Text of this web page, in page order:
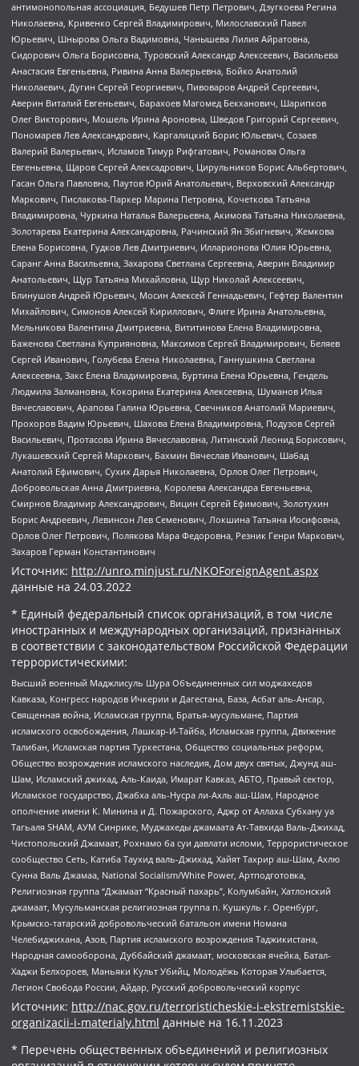
антимонопольная ассоциация, Бедушев Петр Петрович, Дзугкоева Регина
Николаевна, Кривенко Сергей Владимирович, Милославский Павел
Юрьевич, Шнырова Ольга Вадимовна, Чанышева Лилия Айратовна,
Сидорович Ольга Борисовна, Туровский Александр Алексеевич, Васильева
Анастасия Евгеньевна, Ривина Анна Валерьевна, Бойко Анатолий
Николаевич, Дугин Сергей Георгиевич, Пивоваров Андрей Сергеевич,
Аверин Виталий Евгеньевич, Барахоев Магомед Бекханович, Шарипков
Олег Викторович, Мошель Ирина Ароновна, Шведов Григорий Сергеевич,
Пономарев Лев Александрович, Каргалицкий Борис Юльевич, Созаев
Валерий Валерьевич, Исламов Тимур Рифгатович, Романова Ольга
Евгеньевна, Щаров Сергей Алексадрович, Цирульников Борис Альбертович,
Гасан Ольга Павловна, Паутов Юрий Анатольевич, Верховский Александр
Маркович, Пислакова-Паркер Марина Петровна, Кочеткова Татьяна
Владимировна, Чуркина Наталья Валерьевна, Акимова Татьяна Николаевна,
Золотарева Екатерина Александровна, Рачинский Ян Збигневич, Жемкова
Елена Борисовна, Гудков Лев Дмитриевич, Илларионова Юлия Юрьевна,
Саранг Анна Васильевна, Захарова Светлана Сергеевна, Аверин Владимир
Анатольевич, Щур Татьяна Михайловна, Щур Николай Алексеевич,
Блинушов Андрей Юрьевич, Мосин Алексей Геннадьевич, Гефтер Валентин
Михайлович, Симонов Алексей Кириллович, Флиге Ирина Анатольевна,
Мельникова Валентина Дмитриевна, Вититинова Елена Владимировна,
Баженова Светлана Куприяновна, Максимов Сергей Владимирович, Беляев
Сергей Иванович, Голубева Елена Николаевна, Ганнушкина Светлана
Алексеевна, Закс Елена Владимировна, Буртина Елена Юрьевна, Гендель
Людмила Залмановна, Кокорина Екатерина Алексеевна, Шуманов Илья
Вячеславович, Арапова Галина Юрьевна, Свечников Анатолий Мариевич,
Прохоров Вадим Юрьевич, Шахова Елена Владимировна, Подузов Сергей
Васильевич, Протасова Ирина Вячеславовна, Литинский Леонид Борисович,
Лукашевский Сергей Маркович, Бахмин Вячеслав Иванович, Шабад
Анатолий Ефимович, Сухих Дарья Николаевна, Орлов Олег Петрович,
Добровольская Анна Дмитриевна, Королева Александра Евгеньевна,
Смирнов Владимир Александрович, Вицин Сергей Ефимович, Золотухин
Борис Андреевич, Левинсон Лев Семенович, Локшина Татьяна Иосифовна,
Орлов Олег Петрович, Полякова Мара Федоровна, Резник Генри Маркович,
Захаров Герман Константинович
Источник: http://unro.minjust.ru/NKOForeignAgent.aspx
данные на 24.03.2022
* Единый федеральный список организаций, в том числе
иностранных и международных организаций, признанных
в соответствии с законодательством Российской Федерации
террористическими:
Высший военный Маджлисуль Шура Объединенных сил моджахедов
Кавказа, Конгресс народов Ичкерии и Дагестана, База, Асбат аль-Ансар,
Священная война, Исламская группа, Братья-мусульмане, Партия
исламского освобождения, Лашкар-И-Тайба, Исламская группа, Движение
Талибан, Исламская партия Туркестана, Общество социальных реформ,
Общество возрождения исламского наследия, Дом двух святых, Джунд аш-
Шам, Исламский джихад, Аль-Каида, Имарат Кавказ, АБТО, Правый сектор,
Исламское государство, Джабха аль-Нусра ли-Ахль аш-Шам, Народное
ополчение имени К. Минина и Д. Пожарского, Аджр от Аллаха Субхану уа
Тагьаля SHAM, АУМ Синрике, Муджахеды джамаата Ат-Тавхида Валь-Джихад,
Чистопольский Джамаат, Рохнамо ба суи давлати исломи, Террористическое
сообщество Сеть, Катиба Таухид валь-Джихад, Хайят Тахрир аш-Шам, Ахлю
Сунна Валь Джамаа, National Socialism/White Power, Артподготовка,
Религиозная группа “Джамаат “Красный пахарь”, Колумбайн, Хатлонский
джамаат, Мусульманская религиозная группа п. Кушкуль г. Оренбург,
Крымско-татарский добровольческий батальон имени Номана
Челебиджихана, Азов, Партия исламского возрождения Таджикистана,
Народная самооборона, Дуббайский джамаат, московская ячейка, Батал-
Хаджи Белхороев, Маньяки Культ Убийц, Молодёжь Которая Улыбается,
Легион Свобода России, Айдар, Русский добровольческий корпус
Источник: http://nac.gov.ru/terroristicheskie-i-ekstremistskie-
organizacii-i-materialy.html данные на 16.11.2023
* Перечень общественных объединений и религиозных